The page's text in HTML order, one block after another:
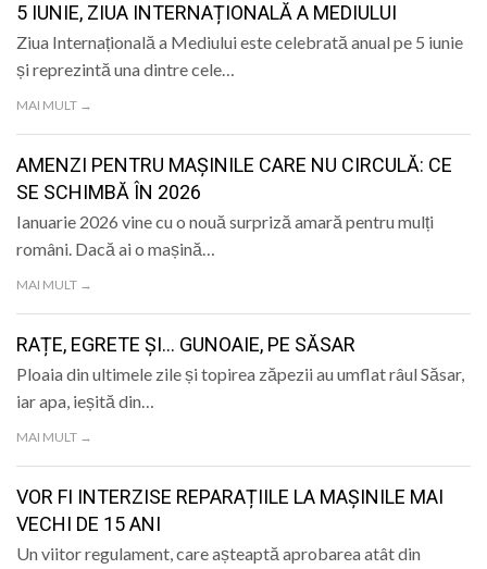
5 IUNIE, ZIUA INTERNAȚIONALĂ A MEDIULUI
Ziua Internațională a Mediului este celebrată anual pe 5 iunie
și reprezintă una dintre cele…
MAI MULT →
AMENZI PENTRU MAȘINILE CARE NU CIRCULĂ: CE
SE SCHIMBĂ ÎN 2026
Ianuarie 2026 vine cu o nouă surpriză amară pentru mulți
români. Dacă ai o mașină…
MAI MULT →
RAȚE, EGRETE ȘI… GUNOAIE, PE SĂSAR
Ploaia din ultimele zile și topirea zăpezii au umflat râul Săsar,
iar apa, ieșită din…
MAI MULT →
VOR FI INTERZISE REPARAȚIILE LA MAȘINILE MAI
VECHI DE 15 ANI
Un viitor regulament, care așteaptă aprobarea atât din